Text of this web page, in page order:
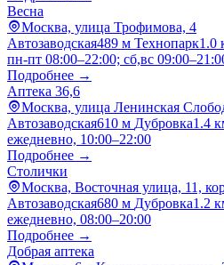
Весна
Москва, улица Трофимова, 4
Автозаводская489 м Технопарк1.0
пн-пт 08:00–22:00; сб,вс
Подробнее →
Аптека 36,6
Москва, улица Ленинская
Автозаводская610 м Дубровка1.4
ежедневно, 10:00–22:00
Подробнее →
Столички
Москва, Восточная улица, 11,
Автозаводская680 м Дубровка1.2
ежедневно, 08:00–20:00
Подробнее →
Добрая аптека